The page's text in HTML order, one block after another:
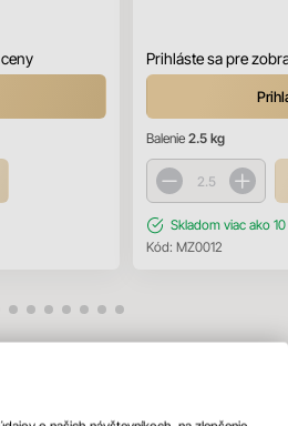
Prihláste sa pre
Balenie 2.5 kg
Skladom viac ako
Kód: MZ0012